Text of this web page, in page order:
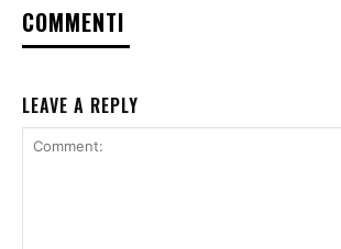
COMMENTI
LEAVE A REPLY